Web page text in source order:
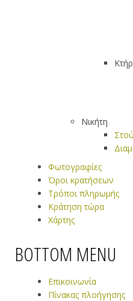
Νικήτη
Φωτογραφίες
Όροι κρατήσεων
Τρόποι πληρωμής
Κράτηση τώρα
Χάρτης
BOTTOM MENU
Επικοινωνία
Πίνακας πλοήγησης